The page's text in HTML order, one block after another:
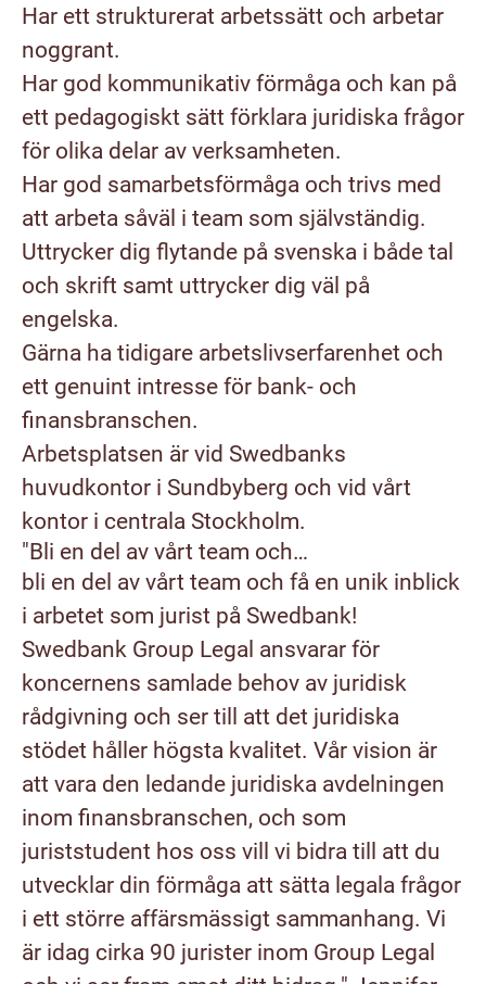
Har ett strukturerat arbetssätt och arbetar
noggrant.
Har god kommunikativ förmåga och kan på
ett pedagogiskt sätt förklara juridiska frågor
för olika delar av verksamheten.
Har god samarbetsförmåga och trivs med
att arbeta såväl i team som självständig.
Uttrycker dig flytande på svenska i både tal
och skrift samt uttrycker dig väl på
engelska.
Gärna ha tidigare arbetslivserfarenhet och
ett genuint intresse för bank- och
finansbranschen.
Arbetsplatsen är vid Swedbanks
huvudkontor i Sundbyberg och vid vårt
kontor i centrala Stockholm.
"Bli en del av vårt team och…
bli en del av vårt team och få en unik inblick
i arbetet som jurist på Swedbank!
Swedbank Group Legal ansvarar för
koncernens samlade behov av juridisk
rådgivning och ser till att det juridiska
stödet håller högsta kvalitet. Vår vision är
att vara den ledande juridiska avdelningen
inom finansbranschen, och som
juriststudent hos oss vill vi bidra till att du
utvecklar din förmåga att sätta legala frågor
i ett större affärsmässigt sammanhang. Vi
är idag cirka 90 jurister inom Group Legal